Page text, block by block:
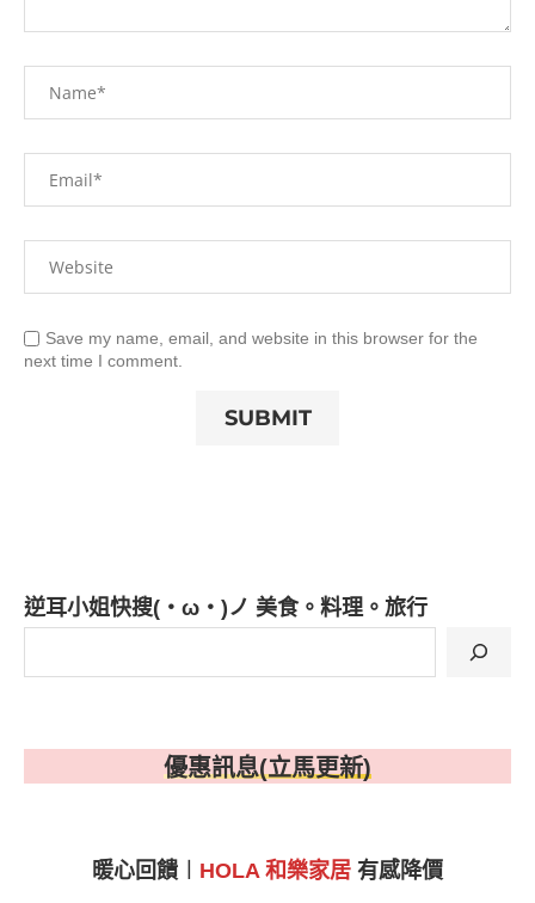
Save my name, email, and website in this browser for the
next time I comment.
逆耳小姐快搜(・ω・)ノ 美食。料理。旅行
優惠訊息(立馬更新)
暖心回饋︱ HOLA 和樂家居 有感降價